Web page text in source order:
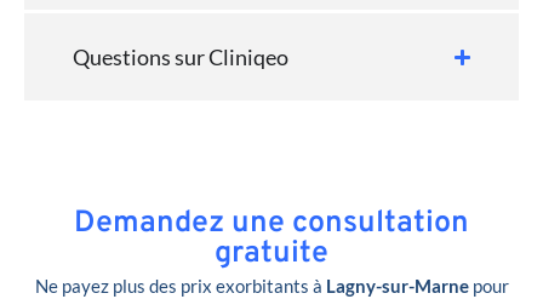
Questions sur Cliniqeo
Demandez une consultation
gratuite
Ne payez plus des prix exorbitants à Lagny-sur-Marnepour